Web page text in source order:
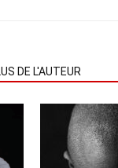
DE L'AUTEUR